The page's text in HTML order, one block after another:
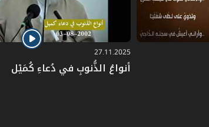
27.11.2025
أنواعُ الذُّنوبِ في دُعاءِ كُمَيْل